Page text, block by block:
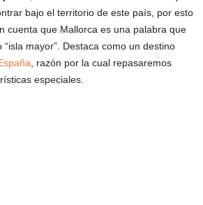
bajo el territorio de este país, por esto
cuenta que Mallorca es una palabra que
mayor”. Destaca como un destino
, razón por la cual repasaremos
especiales.